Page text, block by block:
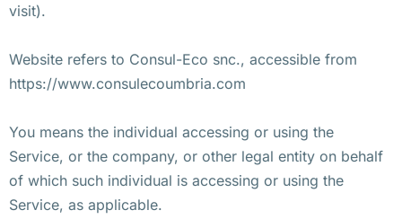
visit).
Website refers to Consul-Eco snc., accessible from
https://www.consulecoumbria.com
You means the individual accessing or using the
Service, or the company, or other legal entity on behalf
of which such individual is accessing or using the
Service, as applicable.